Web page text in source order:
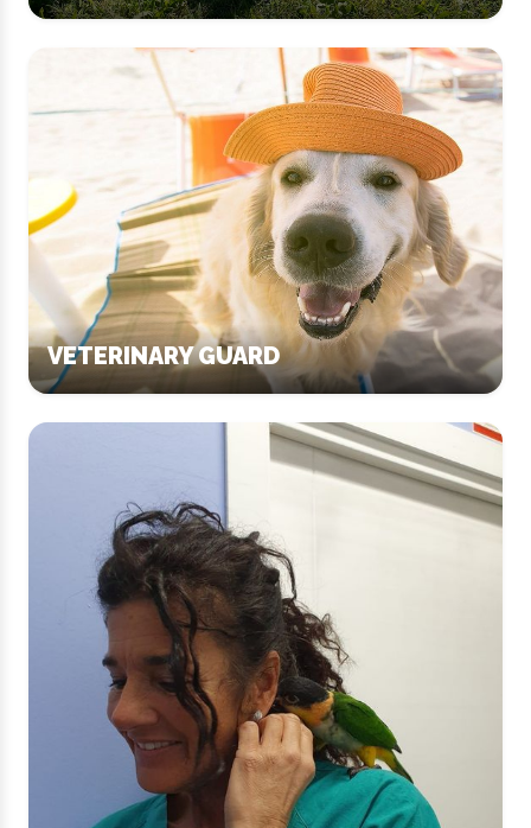
VETERINARY GUARD